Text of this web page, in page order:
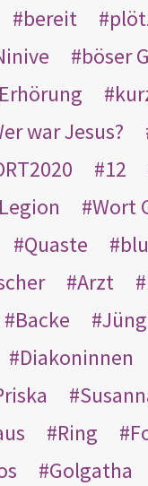
bereit
böser
Erhörung
war Jesus?
12
Legion Wort
Quaste
Arzt
Backe
Diakoninnen
Ring
Golgatha